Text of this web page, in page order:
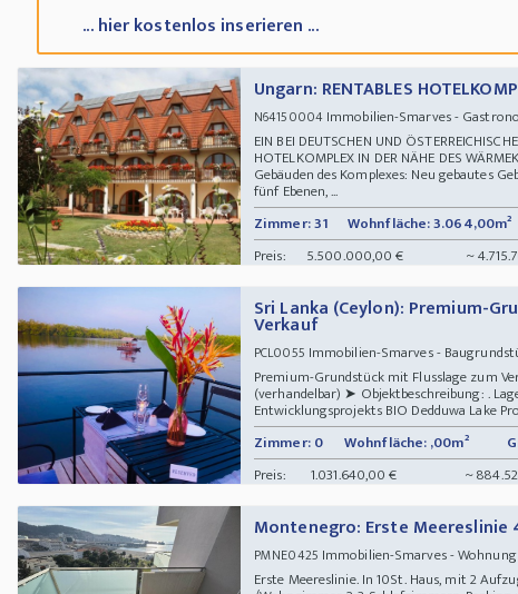
... hier kostenlos inserieren ...
Ungarn: RENTABLES
N64150004Immobilien-Smarves -
EIN BEI DEUTSCHEN UND
HOTELKOMPLEX IN DER NÄHE DES
Gebäuden des Komplexes: Neu gebautes
fünf Ebenen, ...
Zimmer: 31
Wohnfläche: 3.064,00m²
Preis:
5.500.000,00 € ~
Sri Lanka (Ceylon): Premium-
Verkauf
PCL0055 Immobilien-Smarves -
Premium-Grundstück mit Flusslage zum
(verhandelbar) ➤ Objektbeschreibung: .
Entwicklungsprojekts BIO Dedduwa Lake
Zimmer: 0
Wohnfläche: ,00m²
Preis:
1.031.640,00 € ~
Montenegro: Erste Meereslinie
PMNE0425 Immobilien-Smarves - Wohnung
Erste Meereslinie. In 10St. Haus, mit 2